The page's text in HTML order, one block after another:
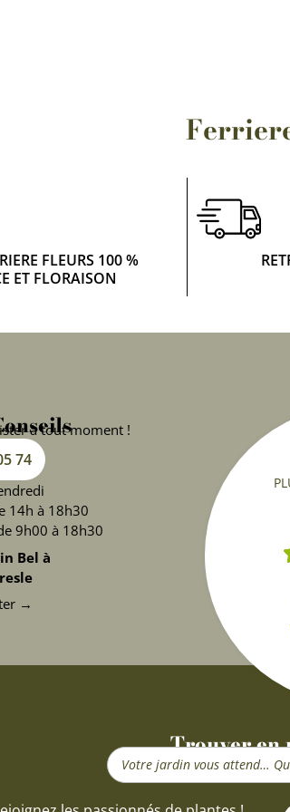
FLEURS 100 %
ET FLORAISON
à tout moment !
74
14h à 18h30
9h00 à 18h30
Bel à
→
Trouver en
Search
...